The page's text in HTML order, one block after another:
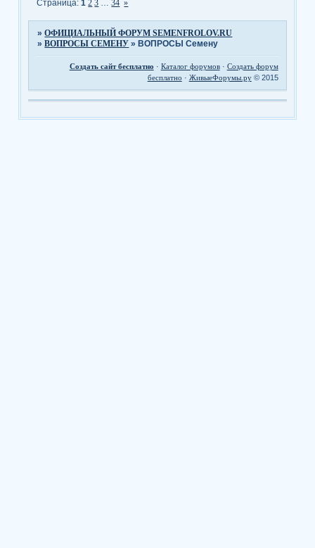
Страница:1 2 3 … 34 »
»ОФИЦИАЛЬНЫЙ ФОРУМ SEMENFROLOV.RU
»ВОПРОСЫ СЕМЕНУ » ВОПРОСЫ Семену
Создать сайт бесплатно · Каталог форумов· Создать форум
бесплатно · ЖивыеФорумы.ру© 2015